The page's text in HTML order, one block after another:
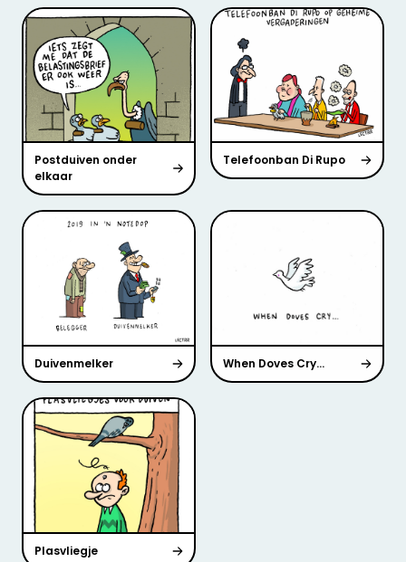
Postduiven onder
elkaar
Telefoonban Di Rupo
Duivenmelker When Doves Cry…
Plasvliegje